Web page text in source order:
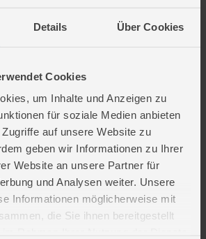
Details Über Cookies
Cookies
um Inhalte und Anzeigen zu
für soziale Medien anbieten
auf unsere Website zu
geben wir Informationen zu Ihrer
Website an unsere Partner für
und Analysen weiter. Unsere
Informationen möglicherweise mit
die Sie ihnen bereitgestellt
- ca. 17,5 x 9,5 x 22,5 cm
grün,multicolor
Papier/-seil